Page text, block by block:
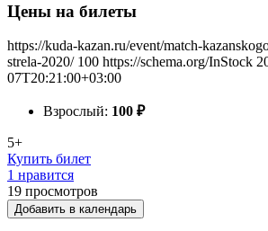
Цены на билеты
https://kuda-kazan.ru/event/match-
strela-2020/ 100 https://schema.org/InStock
07T20:21:00+03:00
Взрослый: 100 ₽
5+
Купить билет
1 нравится
19 просмотров
Добавить в календарь